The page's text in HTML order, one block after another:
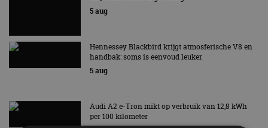
5 aug
Hennessey Blackbird krijgt atmosferische V8 en
handbak: soms is eenvoud leuker
5 aug
Audi A2 e-Tron mikt op verbruik van 12,8 kWh
per 100 kilometer